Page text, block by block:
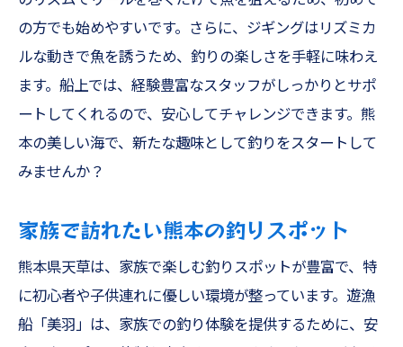
の方でも始めやすいです。さらに、ジギングはリズミカ
ルな動きで魚を誘うため、釣りの楽しさを手軽に味わえ
ます。船上では、経験豊富なスタッフがしっかりとサポ
ートしてくれるので、安心してチャレンジできます。熊
本の美しい海で、新たな趣味として釣りをスタートして
みませんか？
家族で訪れたい熊本の釣りスポット
熊本県天草は、家族で楽しむ釣りスポットが豊富で、特
に初心者や子供連れに優しい環境が整っています。遊漁
船「美羽」は、家族での釣り体験を提供するために、安